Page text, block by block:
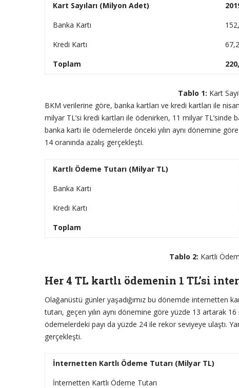
Kart Sayıları (Milyon Adet)
Banka Kartı
Kredi Kartı
67,2
Toplam
Tablo 1: Kart
BKM verilerine göre, banka kartları ve kredi kartları ile
milyar TL’si kredi kartları ile ödenirken, 11 milyar TL’sinde
banka kartı ile ödemelerde önceki yılın aynı dönemine
14 oranında azalış gerçekleşti.
Kartlı Ödeme Tutarı (Milyar TL)
Banka Kartı
Kredi Kartı
Toplam
Tablo 2: Kartlı
Her 4 TL kartlı ödemenin 1 TL’si
Olağanüstü günler yaşadığımız bu dönemde internetten
tutarı, geçen yılın aynı dönemine göre yüzde 13 artarak
ödemelerdeki payı da yüzde 24 ile rekor seviyeye ulaştı.
gerçekleşti.
İnternetten Kartlı Ödeme Tutarı (Milyar TL)
İnternetten Kartlı Ödeme Tutarı